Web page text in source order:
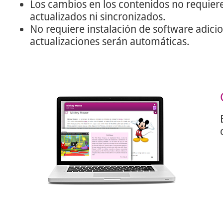
Los cambios en los contenidos no
actualizados ni sincronizados.
No requiere instalación de software
actualizaciones serán automáticas.